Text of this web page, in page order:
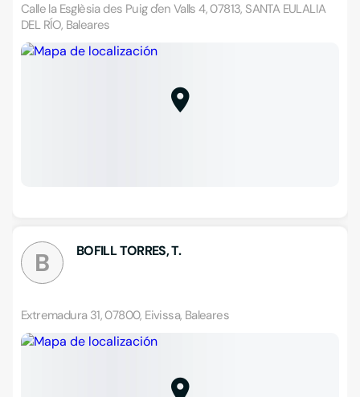
Calle la Esglèsia des Puig d'en Valls 4, 07813, SANTA EULALIA
DEL RÍO, Baleares
B BOFILL TORRES, T.
Extremadura 31, 07800, Eivissa, Baleares